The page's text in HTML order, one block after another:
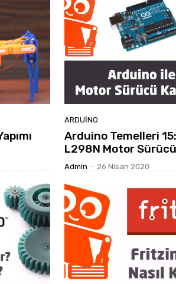
ARDUINO
Arduino Temelleri
L298N Motor Sürücü
Admin - 26 Nisan 2020